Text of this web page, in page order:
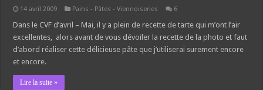
14 avril 2009 Pains - Pâtes - Viennoiseries 6
Dans le CVF d’avril – Mai, il y a plein de recette de tarte qui m’ont l’air
excellentes, alors avant de vous dévoiler la recette de la photo et faut
d’abord réaliser cette délicieuse pâte que j’utiliserai surement encore
et encore.
Lire la suite »